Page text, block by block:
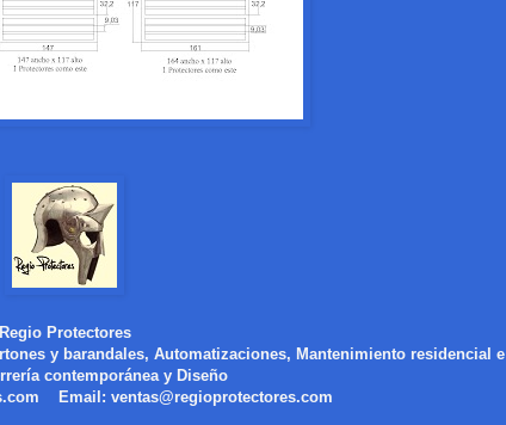
Regio Protectores
y barandales, Automatizaciones, Mantenimiento residencial e
contemporánea y Diseño
Email: ventas@regioprotectores.com